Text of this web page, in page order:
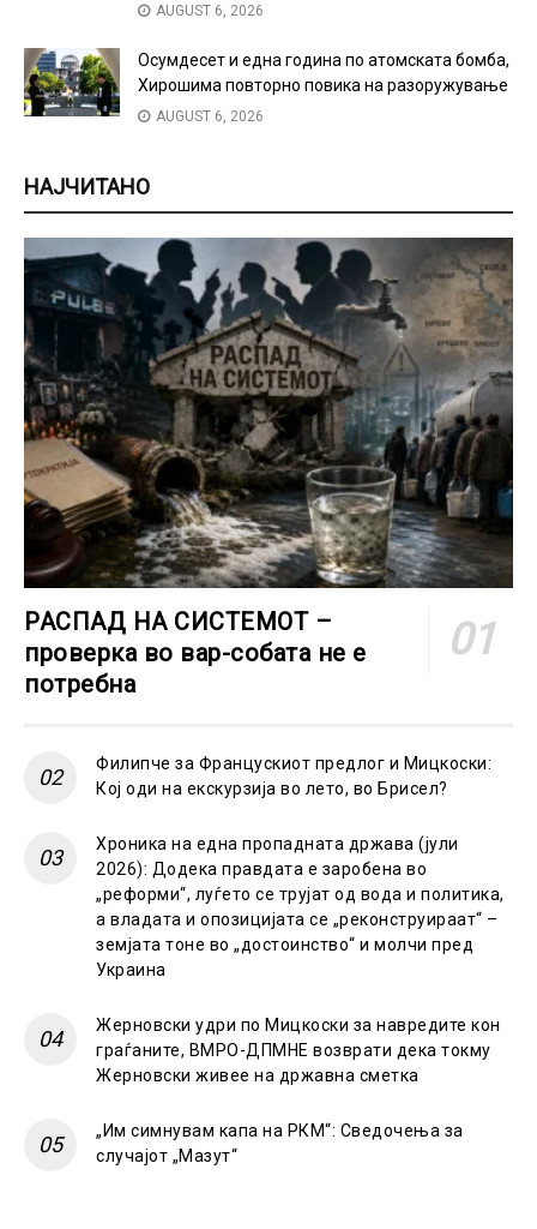
AUGUST 6, 2026
Осумдесет и една година по атомската бомба,
Хирошима повторно повика на разоружување
AUGUST 6, 2026
НАЈЧИТАНО
РАСПАД НА СИСТЕМОТ –
проверка во вар-собата не е
потребна
Филипче за Францускиот предлог и Мицкоски:
Кој оди на екскурзија во лето, во Брисел?
Хроника на една пропадната држава (јули
2026): Додека правдата е заробена во
„реформи“, луѓето се трујат од вода и политика,
а владата и опозицијата се „реконструираат“ –
земјата тоне во „достоинство“ и молчи пред
Украина
Жерновски удри по Мицкоски за навредите кон
граѓаните, ВМРО-ДПМНЕ возврати дека токму
Жерновски живее на државна сметка
„Им симнувам капа на РКМ“: Сведочења за
случајот „Мазут“